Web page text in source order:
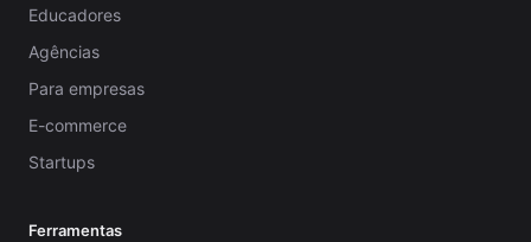
Educadores
Agências
Para empresas
E-commerce
Startups
Ferramentas